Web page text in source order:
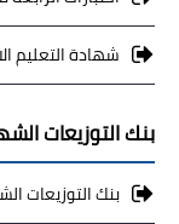
شهادة التعليم
بنك التوزيعات
بنك التوزيعات